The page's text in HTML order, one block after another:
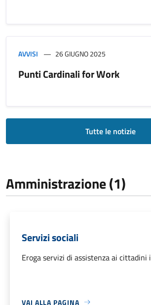
AVVISI 26 GIUGNO 2025
Punti Cardinali for Work
Tutte le notizie
Amministrazione (1)
Servizi sociali
Eroga servizi di assistenza ai
VAI ALLA PAGINA